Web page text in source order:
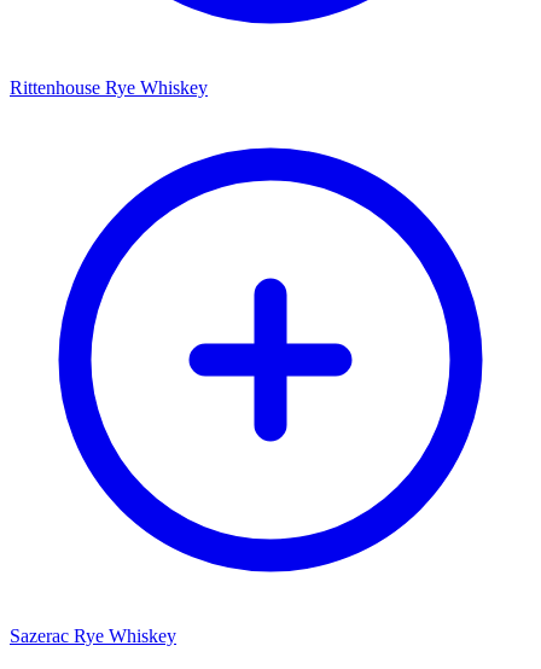
Rittenhouse Rye Whiskey
Sazerac Rye Whiskey